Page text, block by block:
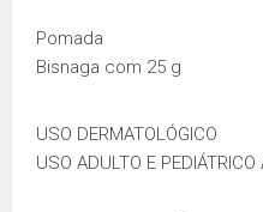
Pomada
Bisnaga com 25 g
USO DERMATOLÓGICO
USO ADULTO E